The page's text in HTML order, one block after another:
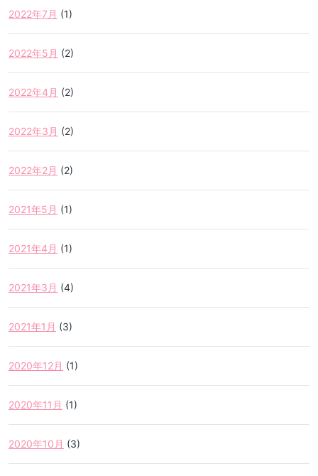
2022年7月 (1)
2022年5月 (2)
2022年4月 (2)
2022年3月 (2)
2022年2月 (2)
2021年5月 (1)
2021年4月 (1)
2021年3月 (4)
2021年1月 (3)
2020年12月 (1)
2020年11月 (1)
2020年10月 (3)